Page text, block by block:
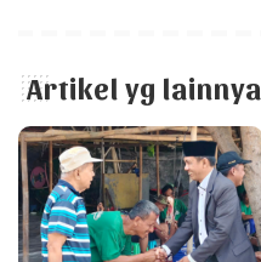
Artikel yg lainnya